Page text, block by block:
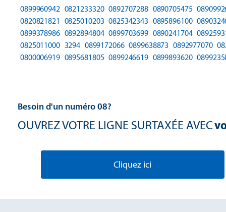
0899960942 0821233320 0892707288 0890705475
0820821821 0825010203 0825342343 0895896100
0899378986 0892894804 0899703699 0890241704
0825011000 3294 0899172066 0899638873 0892977070
0800006919 0895681805 0899246619 0899893620
Besoin d'un numéro 08?
OUVREZ VOTRE LIGNE SURTAXÉE AVEC
Cliquez ici